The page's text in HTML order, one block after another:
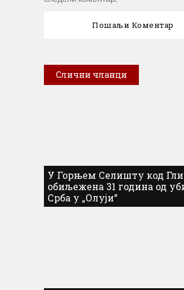
Слични чланци
У Горњем Селишту код
обиљежена 31 година од
Срба у „Олуји“